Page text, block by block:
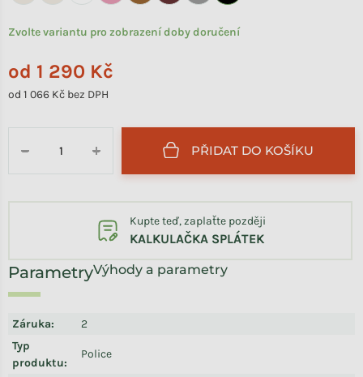
od 1 290 Kč
od 1 066 Kč bez DPH
Zvolte variantu pro zobrazení doby doručení
+
− PŘIDAT DO KOŠÍKU
Výhody a parametry
Záruka:
2
Typ
produktu:
Police
Kupte teď, zaplaťte později
KALKULAČKA SPLÁTEK